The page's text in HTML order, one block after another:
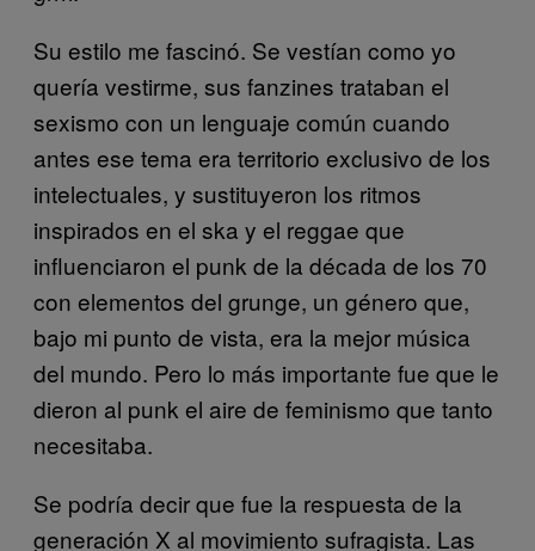
Su estilo me fascinó. Se vestían como yo
quería vestirme, sus fanzines trataban el
sexismo con un lenguaje común cuando
antes ese tema era territorio exclusivo de los
intelectuales, y sustituyeron los ritmos
inspirados en el ska y el reggae que
influenciaron el punk de la década de los 70
con elementos del grunge, un género que,
bajo mi punto de vista, era la mejor música
del mundo. Pero lo más importante fue que le
dieron al punk el aire de feminismo que tanto
necesitaba.
Se podría decir que fue la respuesta de la
generación X al movimiento sufragista. Las